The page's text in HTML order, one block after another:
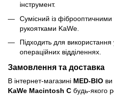
інструмент.
Сумісний із
рукоятками KaWe.
Підходить для використання
операційних відділеннях.
Замовлення та доставка
В інтернет-магазині MED-BIO
KaWe Macintosh C будь-якого